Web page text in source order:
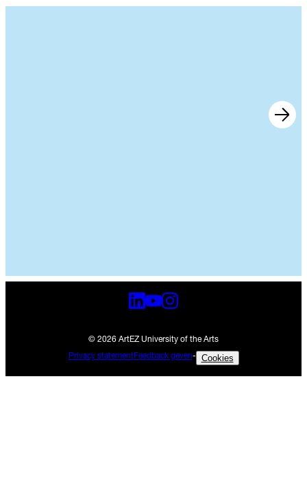
© 2026 ArtEZ University of the Arts
Privacy statementFeedback geven- Cookies